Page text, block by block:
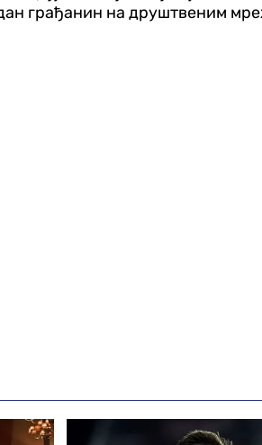
грађанин на друштвеним